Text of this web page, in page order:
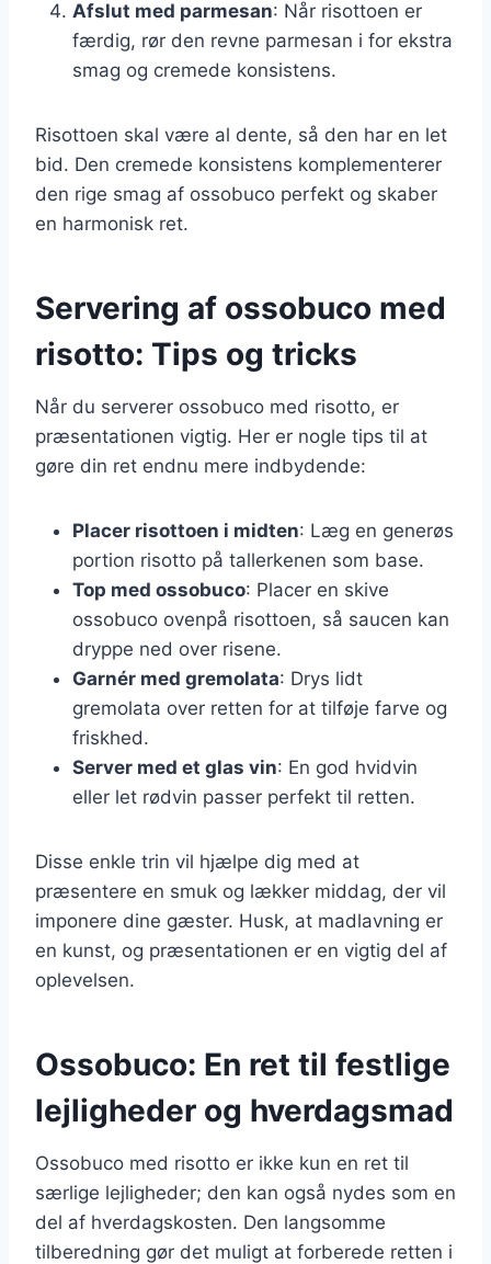
Afslut med parmesan: Når risottoen er
færdig, rør den revne parmesan i for ekstra
smag og cremede konsistens.
Risottoen skal være al dente, så den har en let
bid. Den cremede konsistens komplementerer
den rige smag af ossobuco perfekt og skaber
en harmonisk ret.
Servering af ossobuco med
risotto: Tips og tricks
Når du serverer ossobuco med risotto, er
præsentationen vigtig. Her er nogle tips til at
gøre din ret endnu mere indbydende:
Placer risottoen i midten: Læg en generøs
portion risotto på tallerkenen som base.
Top med ossobuco: Placer en skive
ossobuco ovenpå risottoen, så saucen kan
dryppe ned over risene.
Garnér med gremolata: Drys lidt
gremolata over retten for at tilføje farve og
friskhed.
Server med et glas vin: En god hvidvin
eller let rødvin passer perfekt til retten.
Disse enkle trin vil hjælpe dig med at
præsentere en smuk og lækker middag, der vil
imponere dine gæster. Husk, at madlavning er
en kunst, og præsentationen er en vigtig del af
oplevelsen.
Ossobuco: En ret til festlige
lejligheder og hverdagsmad
Ossobuco med risotto er ikke kun en ret til
særlige lejligheder; den kan også nydes som en
del af hverdagskosten. Den langsomme
tilberedning gør det muligt at forberede retten i